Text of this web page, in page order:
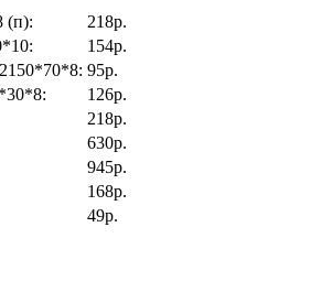
(п):
218р.
154р.
95р.
126р.
218р.
630р.
945р.
168р.
49р.